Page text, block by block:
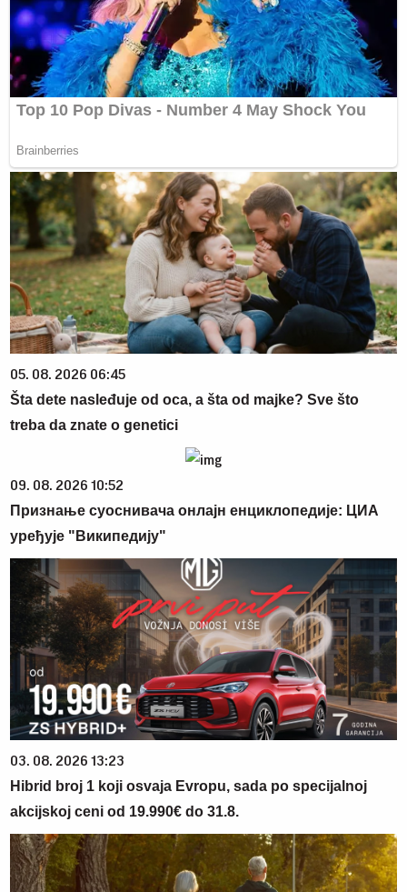
05. 08. 2026 06:45
Šta dete nasleđuje od oca, a šta od majke? Sve što
treba da znate o genetici
09. 08. 2026 10:52
Признање суоснивача онлајн енциклопедије: ЦИА
уређује "Википедију"
03. 08. 2026 13:23
Hibrid broj 1 koji osvaja Evropu, sada po specijalnoj
akcijskoj ceni od 19.990€ do 31.8.